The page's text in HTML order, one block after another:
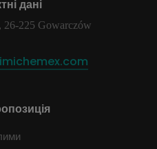
дані
225 Gowarczów